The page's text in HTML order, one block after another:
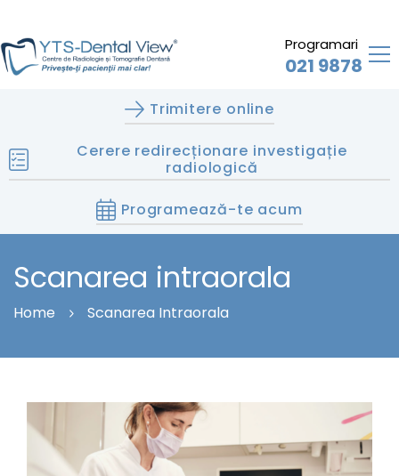
Programari
021 9878
Trimitere online
Cerere redirecționare investigație
radiologică
Programează-te acum
Scanarea intraorala
Home Scanarea Intraorala